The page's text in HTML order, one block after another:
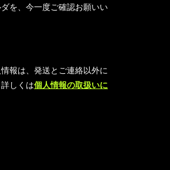
を、今一度ご確認お願いい
報は、発送とご連絡以外に
しくは個人情報の取扱いに